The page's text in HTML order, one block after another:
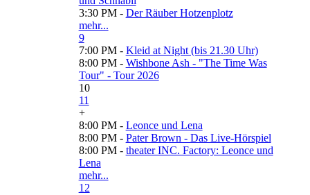
3:30 PM - Der Räuber Hotzenplotz
mehr...
9
7:00 PM - Kleid at Night (bis 21.30 Uhr)
8:00 PM - Wishbone Ash - "The Time Was
Tour" - Tour 2026
10
11
+
8:00 PM - Leonce und Lena
8:00 PM - Pater Brown - Das Live-Hörspiel
8:00 PM - theater INC. Factory: Leonce und
Lena
mehr...
12